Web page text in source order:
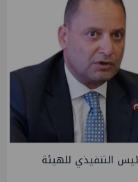
ترعة الإسماعيلية